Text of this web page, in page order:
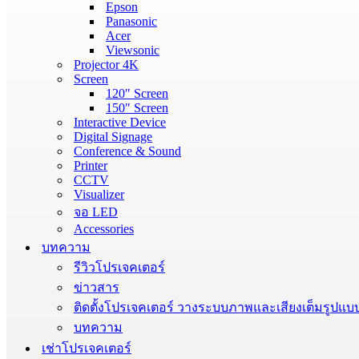
Epson
Panasonic
Acer
Viewsonic
Projector 4K
Screen
120″ Screen
150″ Screen
Interactive Device
Digital Signage
Conference & Sound
Printer
CCTV
Visualizer
จอ LED
Accessories
บทความ
รีวิวโปรเจคเตอร์
ข่าวสาร
ติดตั้งโปรเจคเตอร์ วางระบบภาพและเสียงเต็มรูปแบ
บทความ
เช่าโปรเจคเตอร์